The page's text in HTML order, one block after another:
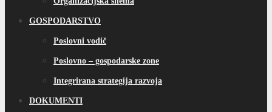
GOSPODARSTVO
Poslovni vodič
Poslovno – gospodarske zone
Integrirana strategija razvoja
DOKUMENTI